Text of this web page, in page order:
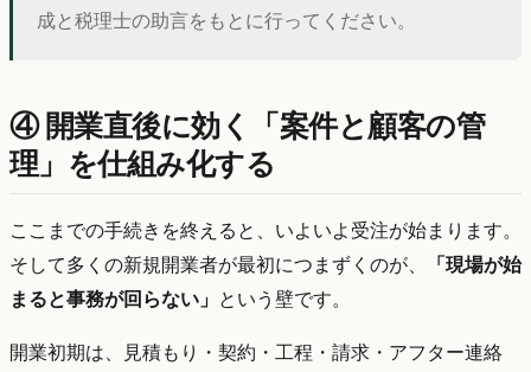
成と税理士の助言をもとに行ってください。
④ 開業直後に効く「案件と顧客の管
理」を仕組み化する
ここまでの手続きを終えると、いよいよ受注が始まります。
そして多くの新規開業者が最初につまずくのが、
「現場が始
まると事務が回らない」 という壁です。
開業初期は、見積もり・契約・工程・請求・アフター連絡